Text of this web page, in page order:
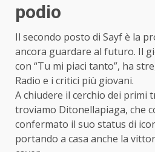
podio
Il secondo posto di Sayfè la
ancora guardare al futuro. Il
con “Tu mi piaci tanto”, ha
Radio e i critici più giovani.
A chiudere il cerchio dei primi
troviamo Ditonellapiaga, che
confermato il suo status di
portando a casa anche la